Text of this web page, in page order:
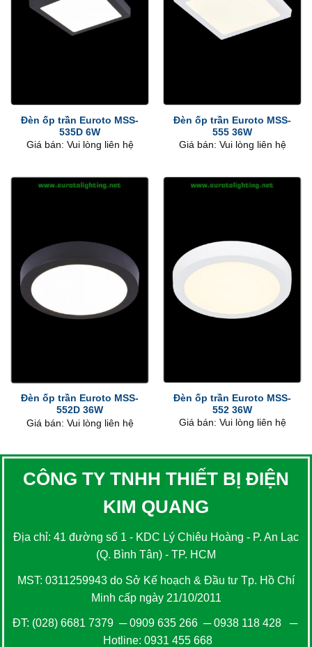
Đèn ốp trần Euroto MSS-
535D 6W
Giá bán: Vui lòng liên hệ
Đèn ốp trần Euroto MSS-
555 36W
Giá bán: Vui lòng liên hệ
Đèn ốp trần Euroto MSS-
552D 36W
Giá bán: Vui lòng liên hệ
Đèn ốp trần Euroto MSS-
552 36W
Giá bán: Vui lòng liên hệ
CÔNG TY TNHH THIẾT BỊ ĐIỆN
KIM QUANG
Địa chỉ: 41 đường số 1 - KDC Lý Chiêu Hoàng - P. An Lạc
(Q. Bình Tân) - TP. HCM
MST: 0311259943 do Sở Kế hoạch & Đầu tư Tp. Hồ Chí
Minh cấp ngày 21/10/2011
ĐT: (028) 6681 7379 ─0909 635 266─0938 118 428─
Hotline: 0931 455 668